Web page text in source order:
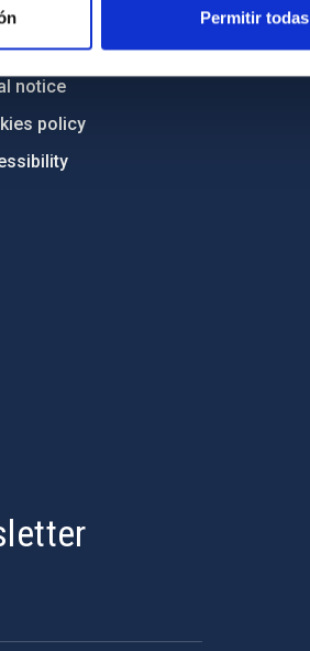
Permitir todas
policy
notice
policy